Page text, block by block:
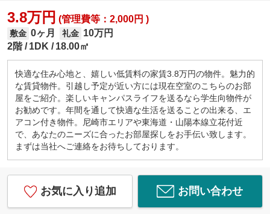
3.8万円 (管理費等：2,000円 )
敷金 0ヶ月 礼金 10万円
2階
1DK 18.00㎡
快適な住み心地と、嬉しい低賃料の家賃3.8万円の物件。魅力的
な賃貸物件。引越し予定が近い方には現在空室のこちらのお部
屋をご紹介。楽しいキャンパスライフを送るなら学生向物件が
お勧めです。年間を通して快適な生活を送ることの出来る、エ
アコン付き物件。尼崎市エリアや東海道・山陽本線立花付近
で、あなたのニーズに合ったお部屋探しをお手伝い致します。
まずは当社へご連絡をお待ちしております。
お気に入り追加 お問い合わせ